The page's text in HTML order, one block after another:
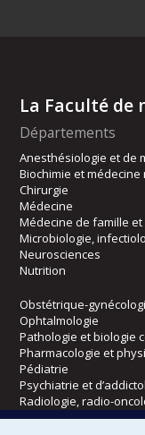
La Faculté de
Départements
Anesthésiologie et de
Biochimie et médecine
Chirurgie
Médecine
Médecine de famille et
Microbiologie,
Neurosciences
Nutrition
Obstétrique-
Ophtalmologie
Pathologie et biologie
Pharmacologie et
Pédiatrie
Psychiatrie et
Radiologie, radio-